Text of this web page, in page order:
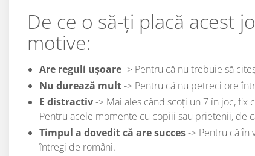
De ce o să-ți placă acest
motive:
Are reguli ușoare-> Pentru că nu trebuie să
Nu durează mult-> Pentru că nu petreci ore
E distractiv-> Mai ales când scoți un 7 în joc, fix
Pentru acele momente cu copiii sau prietenii, de
Timpul a dovedit că are succes-> Pentru că în
întregi de români.